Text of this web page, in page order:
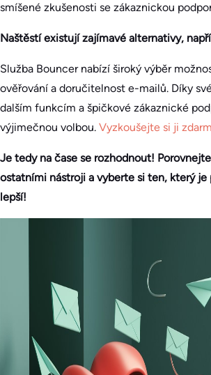
smíšené zkušenosti se zákaznickou
Naštěstí existují zajímavé alternativy,
Služba Bouncer nabízí široký výběr
ověřování a doručitelnost e-mailů. Díky
dalším funkcím a špičkové zákaznické
výjimečnou volbou. Vyzkoušejte si ji
Je tedy na čase se rozhodnout!
ostatními nástroji a vyberte si ten, který je
lepší!